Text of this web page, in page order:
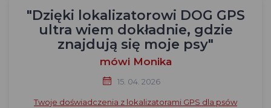
"Dzięki lokalizatorowi DOG GPS
ultra wiem dokładnie, gdzie
znajdują się moje psy"
mówi Monika
15. 04. 2026
Twoje doświadczenia z lokalizatorami GPS dla psów